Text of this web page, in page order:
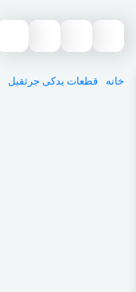
خانه قطعات یدکی جرثقیل